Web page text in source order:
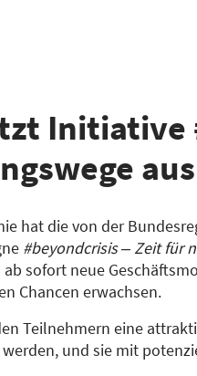
Initiative
hat die von der
#beyondcrisis ‒ Zeit für
sofort neue
Chancen erwachsen.
Teilnehmern eine
und sie mit